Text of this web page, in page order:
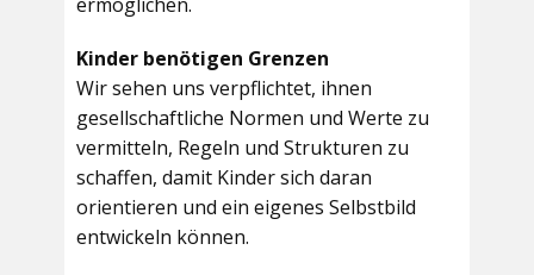
Kinder benötigen Grenzen
Wir sehen uns verpflichtet, ihnen
gesellschaftliche Normen und Werte zu
vermitteln, Regeln und Strukturen zu
schaffen, damit Kinder sich daran
orientieren und ein eigenes Selbstbild
entwickeln können.